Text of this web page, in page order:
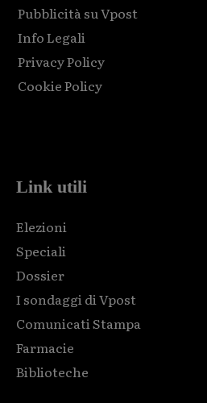
Pubblicità su Vpost
Info Legali
Privacy Policy
Cookie Policy
Link utili
Elezioni
Speciali
Dossier
I sondaggi di Vpost
Comunicati Stampa
Farmacie
Biblioteche